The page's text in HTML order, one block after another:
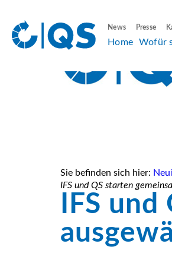
News Presse
Home Wofür
Sie befinden sich hier:
IFS und QS starten
IFS